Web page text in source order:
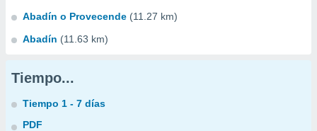
Abadín o Provecende (11.27 km)
Abadín (11.63 km)
Tiempo...
Tiempo 1 - 7 días
PDF